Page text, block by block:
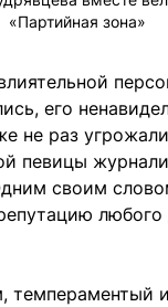
«Партийная зона»
его
не раз
певицы
своим
темпераментый